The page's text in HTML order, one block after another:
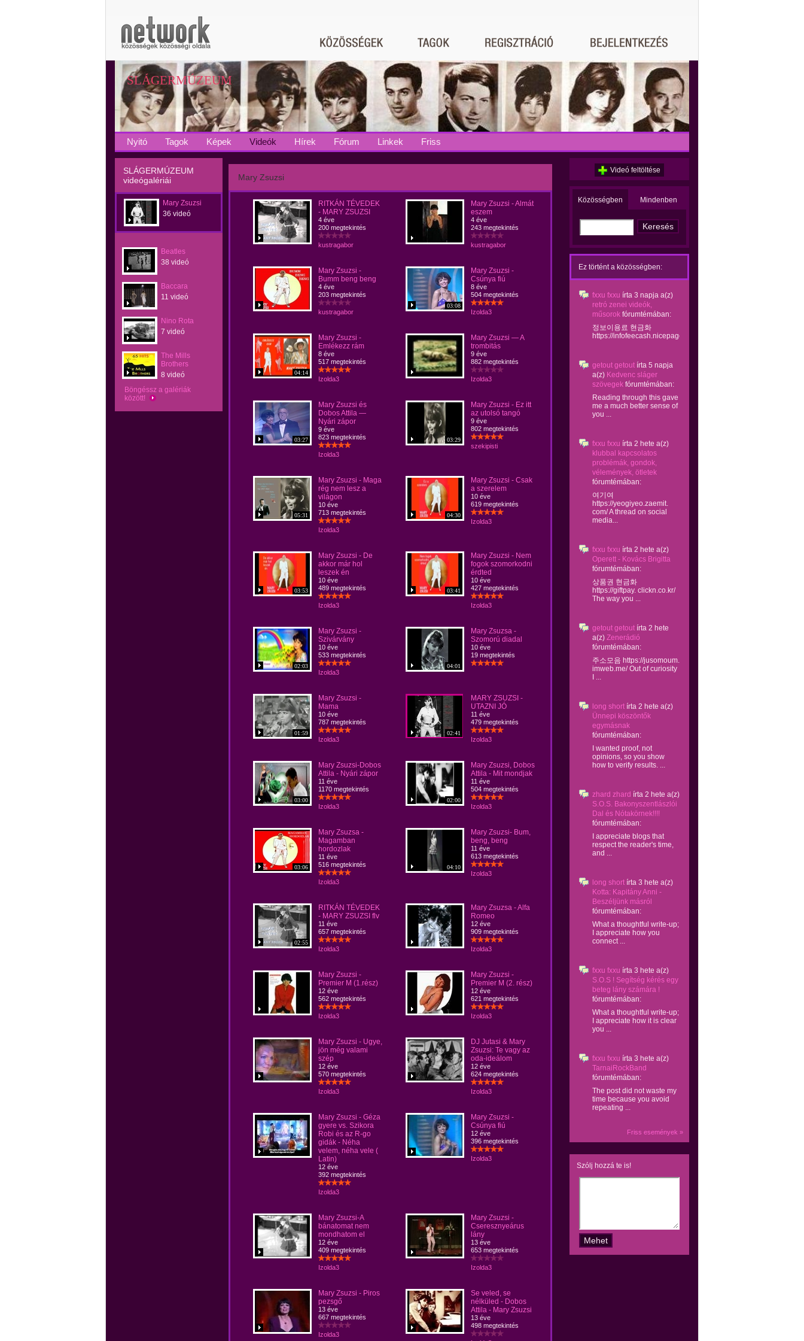
SLÁGERMÚZEUM
Nyitó Tagok Képek Videók Hírek Fórum Linkek Friss
SLÁGERMÚZEUM
videógalériái
Mary Zsuzsi
36 videó
Beatles
38 videó
Baccara
11 videó
Nino Rota
7 videó
The Mills
Brothers
8 videó
Böngéssz a galériák
között!
Mary Zsuzsi
RITKÁN TÉVEDEK
- MARY ZSUZSI
4 éve
200 megtekintés
kustragabor
Mary Zsuzsi - Almát
eszem
4 éve
243 megtekintés
kustragabor
Mary Zsuzsi -
Bumm beng beng
4 éve
203 megtekintés
kustragabor
03:08
Mary Zsuzsi -
Csúnya fiú
8 éve
504 megtekintés
Izolda3
04:14
Mary Zsuzsi -
Emlékezz rám
8 éve
517 megtekintés
Izolda3
Mary Zsuzsi — A
trombitás
9 éve
882 megtekintés
Izolda3
03:27
Mary Zsuzsi és
Dobos Attila —
Nyári zápor
9 éve
823 megtekintés
Izolda3
03:29
Mary Zsuzsi - Ez itt
az utolsó tangó
9 éve
802 megtekintés
szekipisti
05:31
Mary Zsuzsi - Maga
rég nem lesz a
világon
10 éve
713 megtekintés
Izolda3
04:30
Mary Zsuzsi - Csak
a szerelem
10 éve
619 megtekintés
Izolda3
03:53
Mary Zsuzsi - De
akkor már hol
leszek én
10 éve
489 megtekintés
Izolda3
03:41
Mary Zsuzsi - Nem
fogok szomorkodni
érdted
10 éve
427 megtekintés
Izolda3
02:03
Mary Zsuzsi -
Szivárvány
10 éve
533 megtekintés
Izolda3
04:01
Mary Zsuzsa -
Szomorú diadal
10 éve
19 megtekintés
01:59
Mary Zsuzsi -
Mama
10 éve
787 megtekintés
Izolda3
02:41
MARY ZSUZSI -
UTAZNI JÓ
11 éve
479 megtekintés
Izolda3
03:00
Mary Zsuzsi-Dobos
Attila - Nyári zápor
11 éve
1170 megtekintés
Izolda3
02:00
Mary Zsuzsi, Dobos
Attila - Mit mondjak
11 éve
504 megtekintés
Izolda3
03:06
Mary Zsuzsa -
Magamban
hordozlak
11 éve
516 megtekintés
Izolda3
04:10
Mary Zsuzsi- Bum,
beng, beng
11 éve
613 megtekintés
Izolda3
02:55
RITKÁN TÉVEDEK
- MARY ZSUZSI flv
11 éve
657 megtekintés
Izolda3
Mary Zsuzsa - Alfa
Romeo
12 éve
909 megtekintés
Izolda3
Mary Zsuzsi -
Premier M (1.rész)
12 éve
562 megtekintés
Izolda3
Mary Zsuzsi -
Premier M (2. rész)
12 éve
621 megtekintés
Izolda3
Mary Zsuzsi - Ugye,
jön még valami
szép
12 éve
570 megtekintés
Izolda3
DJ Jutasi & Mary
Zsuzsi: Te vagy az
oda-ideálom
12 éve
624 megtekintés
Izolda3
Mary Zsuzsi - Géza
gyere vs. Szikora
Robi és az R-go
gidák - Néha
velem, néha vele (
Latin)
12 éve
392 megtekintés
Izolda3
Mary Zsuzsi -
Csúnya fiú
12 éve
396 megtekintés
Izolda3
Mary Zsuzsi-A
bánatomat nem
mondhatom el
12 éve
409 megtekintés
Izolda3
Mary Zsuzsi -
Cseresznyeárus
lány
13 éve
653 megtekintés
Izolda3
Mary Zsuzsi - Piros
pezsgő
13 éve
667 megtekintés
Izolda3
Se veled, se
nélküled - Dobos
Attila - Mary Zsuzsi
13 éve
498 megtekintés
Videó feltöltése
Közösségben Mindenben
Ez történt a közösségben:
fxxu fxxu írta 3 napja a(z)
retró zenei videók,
műsorok fórumtémában:
정보이용료 현금화
https://infofeecash.nicepage...
getout getout írta 5 napja
a(z) Kedvenc sláger
szövegek fórumtémában:
Reading through this gave
me a much better sense of
you ...
fxxu fxxu írta 2 hete a(z)
klubbal kapcsolatos
problémák, gondok,
vélemények, ötletek
fórumtémában:
여기여
https://yeogiyeo.zaemit.
com/ A thread on social
media...
fxxu fxxu írta 2 hete a(z)
Operett - Kovács Brigitta
fórumtémában:
상품권 현금화
https://giftpay. clickn.co.kr/
The way you ...
getout getout írta 2 hete
a(z) Zenerádió
fórumtémában:
주소모음 https://jusomoum.
imweb.me/ Out of curiosity
I ...
long short írta 2 hete a(z)
Ünnepi köszöntők
egymásnak
fórumtémában:
I wanted proof, not
opinions, so you show
how to verify results. ...
zhard zhard írta 2 hete a(z)
S.O.S. Bakonyszentlászlói
Dal és Nótakörnek!!!!
fórumtémában:
I appreciate blogs that
respect the reader's time,
and ...
long short írta 3 hete a(z)
Kotta: Kapitány Anni -
Beszéljünk másról
fórumtémában:
What a thoughtful write-up;
I appreciate how you
connect ...
fxxu fxxu írta 3 hete a(z)
S.O.S ! Segítség kérés egy
beteg lány számára !
fórumtémában:
What a thoughtful write-up;
I appreciate how it is clear
you ...
fxxu fxxu írta 3 hete a(z)
TarnaiRockBand
fórumtémában:
The post did not waste my
time because you avoid
repeating ...
Friss események »
Szólj hozzá te is!